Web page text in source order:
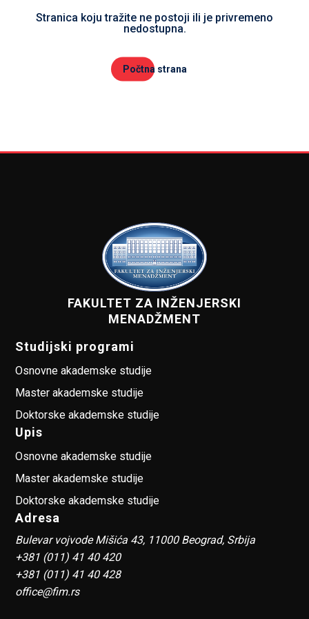
Stranica koju tražite ne postoji ili je privremeno
nedostupna.
Počtna strana
FAKULTET ZA INŽENJERSKI
MENADŽMENT
Studijski programi
Osnovne akademske studije
Master akademske studije
Doktorske akademske studije
Upis
Osnovne akademske studije
Master akademske studije
Doktorske akademske studije
Adresa
Bulevar vojvode Mišića 43, 11000 Beograd, Srbija
+381 (011) 41 40 420
+381 (011) 41 40 428
office@fim.rs